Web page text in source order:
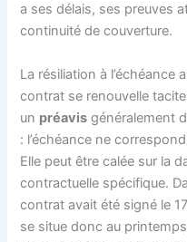
a ses délais, ses preuves
continuité de couverture.
La résiliation à l’échéance
contrat se renouvelle
un préavis généralement
: l’échéance ne
Elle peut être calée sur la
contractuelle spécifique.
contrat avait été signé le
se situe donc au